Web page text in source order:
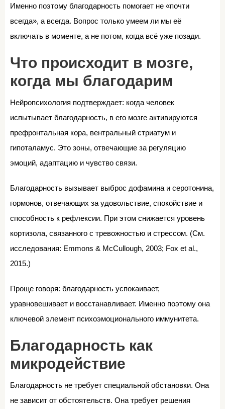
Именно поэтому благодарность помогает не «почти
всегда», а всегда. Вопрос только умеем ли мы её
включать в моменте, а не потом, когда всё уже позади.
Что происходит в мозге,
когда мы благодарим
Нейропсихология подтверждает: когда человек
испытывает благодарность, в его мозге активируются
префронтальная кора, вентральный стриатум и
гипоталамус. Это зоны, отвечающие за регуляцию
эмоций, адаптацию и чувство связи.
Благодарность вызывает выброс дофамина и серотонина,
гормонов, отвечающих за удовольствие, спокойствие и
способность к рефлексии. При этом снижается уровень
кортизола, связанного с тревожностью и стрессом. (См.
исследования: Emmons & McCullough, 2003; Fox et al.,
2015.)
Проще говоря: благодарность успокаивает,
уравновешивает и восстанавливает. Именно поэтому она
ключевой элемент психоэмоционального иммунитета.
Благодарность как
микродействие
Благодарность не требует специальной обстановки. Она
не зависит от обстоятельств. Она требует решения